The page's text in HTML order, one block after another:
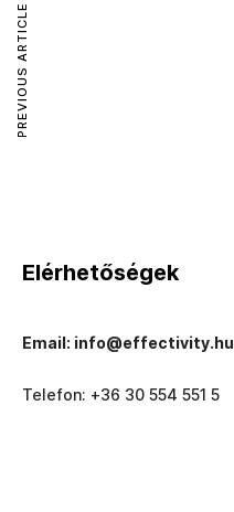
PREVIOUS ARTICLE
Elérhetőségek
Email: info@effectivity.hu
Telefon: +36 30 554 551 5